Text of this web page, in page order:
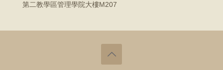
第二教學區管理學院大樓M207